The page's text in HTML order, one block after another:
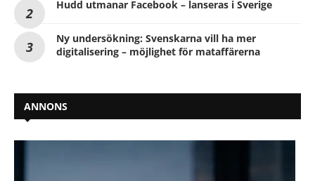
Hudd utmanar Facebook – lanseras i Sverige
Ny undersökning: Svenskarna vill ha mer
digitalisering – möjlighet för mataffärerna
ANNONS